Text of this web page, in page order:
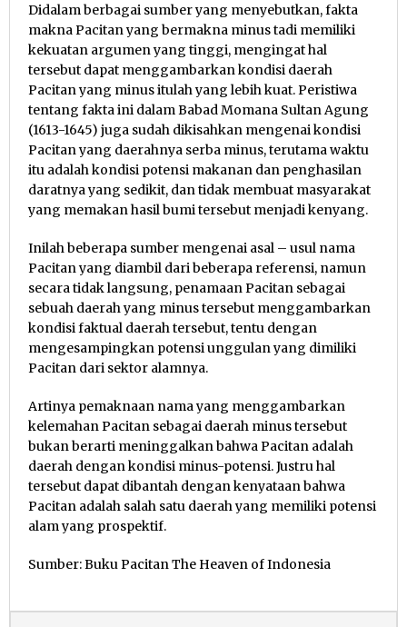
Didalam berbagai sumber yang menyebutkan, fakta
makna Pacitan yang bermakna minus tadi memiliki
kekuatan argumen yang tinggi, mengingat hal
tersebut dapat menggambarkan kondisi daerah
Pacitan yang minus itulah yang lebih kuat. Peristiwa
tentang fakta ini dalam Babad Momana Sultan Agung
(1613-1645) juga sudah dikisahkan mengenai kondisi
Pacitan yang daerahnya serba minus, terutama waktu
itu adalah kondisi potensi makanan dan penghasilan
daratnya yang sedikit, dan tidak membuat masyarakat
yang memakan hasil bumi tersebut menjadi kenyang.
Inilah beberapa sumber mengenai asal – usul nama
Pacitan yang diambil dari beberapa referensi, namun
secara tidak langsung, penamaan Pacitan sebagai
sebuah daerah yang minus tersebut menggambarkan
kondisi faktual daerah tersebut, tentu dengan
mengesampingkan potensi unggulan yang dimiliki
Pacitan dari sektor alamnya.
Artinya pemaknaan nama yang menggambarkan
kelemahan Pacitan sebagai daerah minus tersebut
bukan berarti meninggalkan bahwa Pacitan adalah
daerah dengan kondisi minus-potensi. Justru hal
tersebut dapat dibantah dengan kenyataan bahwa
Pacitan adalah salah satu daerah yang memiliki potensi
alam yang prospektif.
Sumber: Buku Pacitan The Heaven of Indonesia